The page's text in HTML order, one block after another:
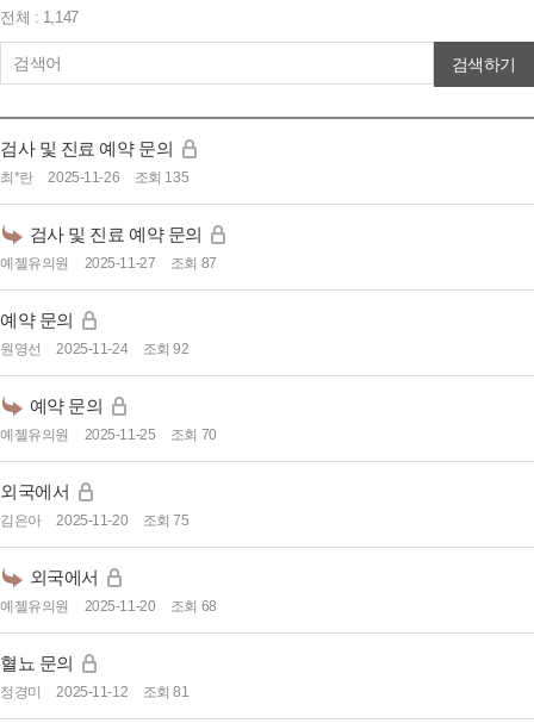
전체 : 1,147
검색하기
검사 및 진료 예약 문의
최*란 2025-11-26 조회 135
검사 및 진료 예약 문의
예젤유의원 2025-11-27 조회 87
예약 문의
원영선 2025-11-24 조회 92
예약 문의
예젤유의원 2025-11-25 조회 70
외국에서
김은아 2025-11-20 조회 75
외국에서
예젤유의원 2025-11-20 조회 68
혈뇨 문의
정경미 2025-11-12 조회 81